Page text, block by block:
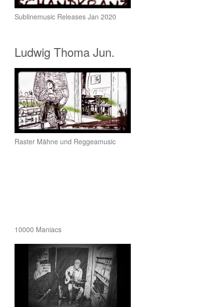
Sublinemusic Releases Jan 2020
Ludwig Thoma Jun.
Raster Mähne und Reggeamusic
10000 Maniacs